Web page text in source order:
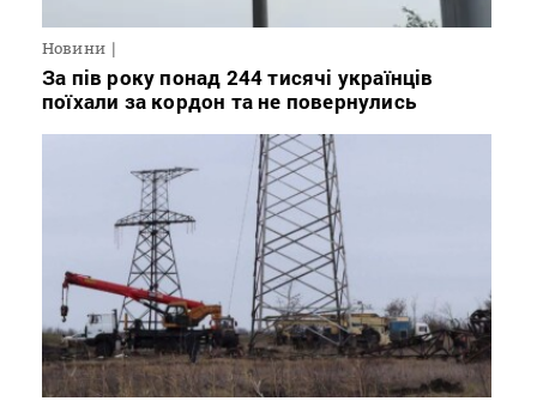
Новини
За пів року понад 244 тисячі українців
поїхали за кордон та не повернулись